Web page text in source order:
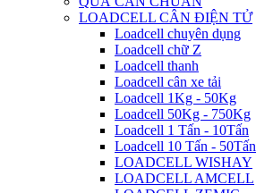
LOADCELL CÂN ĐIỆN TỬ
Loadcell chuyên dụng
Loadcell chữ Z
Loadcell thanh
Loadcell cân xe tải
Loadcell 1Kg - 50Kg
Loadcell 50Kg - 750Kg
Loadcell 1 Tấn - 10Tấn
Loadcell 10 Tấn - 50Tấn
LOADCELL WISHAY
LOADCELL AMCELL